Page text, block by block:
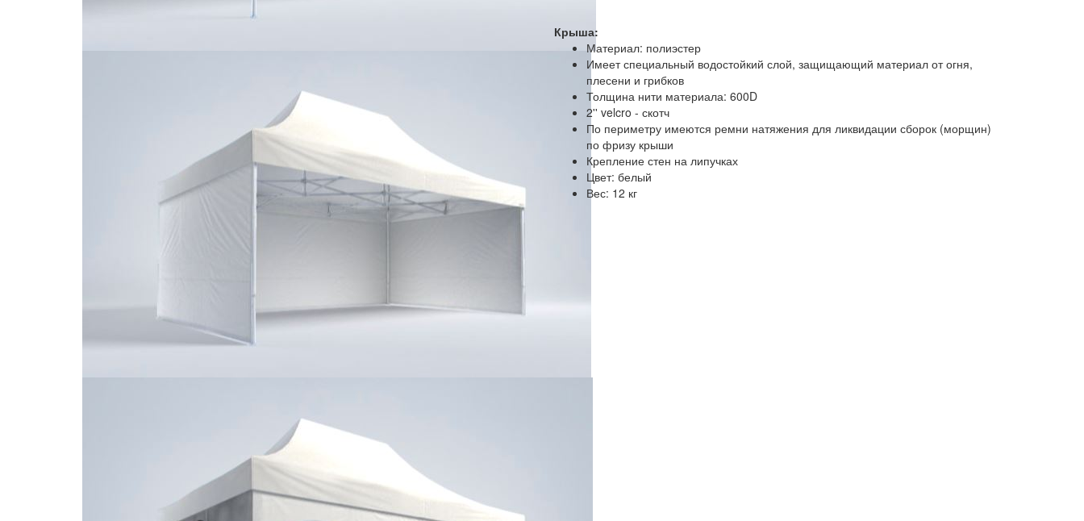
Крыша:
Материал: полиэстер
Имеет специальный водостойкий слой, защищающий материал от огня,
плесени и грибков
Толщина нити материала: 600D
2'' velcro - скотч
По периметру имеются ремни натяжения для ликвидации сборок (морщин)
по фризу крыши
Крепление стен на липучках
Цвет: белый
Вес: 12 кг